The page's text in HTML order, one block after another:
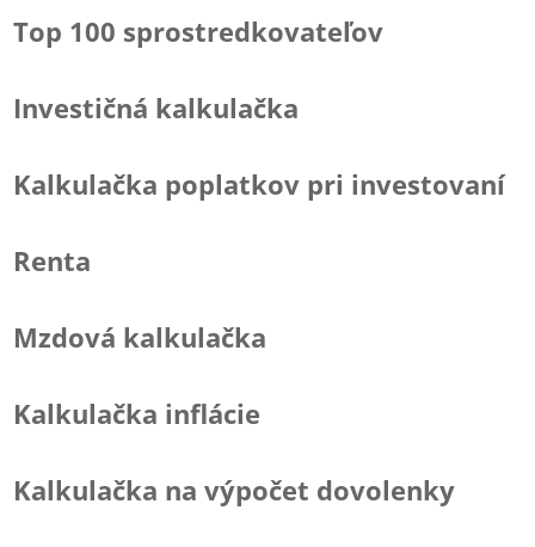
Top 100 sprostredkovateľov
Investičná kalkulačka
Kalkulačka poplatkov pri investovaní
Renta
Mzdová kalkulačka
Kalkulačka inflácie
Kalkulačka na výpočet dovolenky